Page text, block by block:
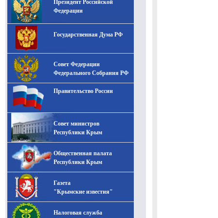
-- Лучшее, что можно сделать с хорошим советом, это
пропустить его мимо ушей. Он никогда не бывает
полезен никому, кроме того, кто его дал.
-- Люблю давать советы и очень не люблю, когда их
дают мне.
Президент Российской
Федерации
Государственная Дума РФ
Совет Федерации
Федерального Собрания РФ
Правительство России
Совет министров
Республики Крым
Общественная палата
Республики Крым
Газета
"Крымские известия"
Налоговая служба